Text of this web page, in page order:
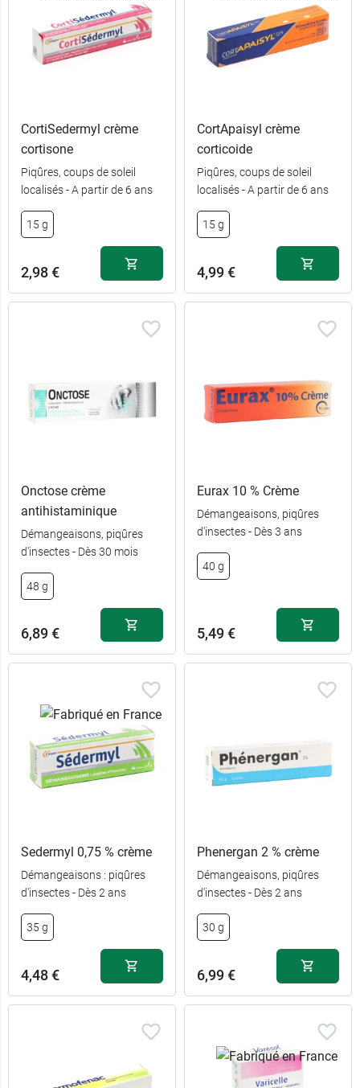
CortiSedermyl crème
cortisone
Piqûres, coups de soleil
localisés - A partir de 6 ans
15 g
2,98 €
CortApaisyl crème
corticoide
Piqûres, coups de soleil
localisés - A partir de 6 ans
15 g
4,99 €
Onctose crème
antihistaminique
Démangeaisons, piqûres
d'insectes - Dès 30 mois
48 g
6,89 €
Eurax 10 % Crème
Démangeaisons, piqûres
d'insectes - Dès 3 ans
40 g
5,49 €
Sedermyl 0,75 % crème
Démangeaisons : piqûres
d'insectes - Dès 2 ans
35 g
4,48 €
Phenergan 2 % crème
Démangeaisons, piqûres
d'insectes - Dès 2 ans
30 g
6,99 €